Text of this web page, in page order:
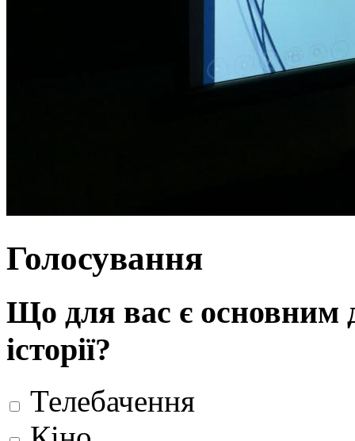
Голосування
Що для вас є основним
історії?
Телебачення